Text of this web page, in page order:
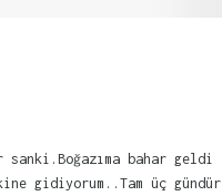
bahar geldi
gidiyorum..Tam üç gündür